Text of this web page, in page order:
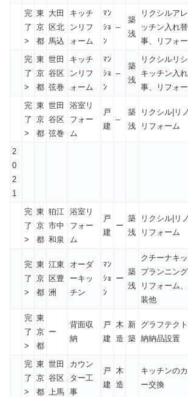
完
了
>
東
京
都
大田
区北
馬込
キッチ
ンリフ
ォーム
ﾏﾝ
ｼｮ
ﾝ
–
築
浅
リクシルア
ッチン入れ
事、リフォ
完
了
>
東
京
都
世田
谷区
弦巻
キッチ
ンリフ
ォーム
ﾏﾝ
ｼｮ
ﾝ
–
築
浅
リクシルリ
キッチン入
事、リフォ
完
了
>
東
京
都
世田
谷区
弦巻
浴室リ
フォー
ム
戸
建
–
築
浅
リクシル|リ
リフォーム
2
0
2
1
完
了
>
東
京
都
狛江
市中
和泉
浴室リ
フォー
ム
戸
建
ー
築
浅
リクシル|リ
リフォーム
完
了
>
東
京
都
江東
区豊
洲
オーダ
ーキッ
チン
ﾏﾝ
ｼｮ
ﾝ
ー
築
浅
クチーナキ
プランニン
リフォーム
装他
完
了
>
東
京
都
ー
背面収
納
戸
建
木
造
新
築
グラフテク
納納品設置
完
了
>
東
京
都
世田
谷区
上馬
カウン
ター工
事
戸
建
木
造
キッチンの
ー交換